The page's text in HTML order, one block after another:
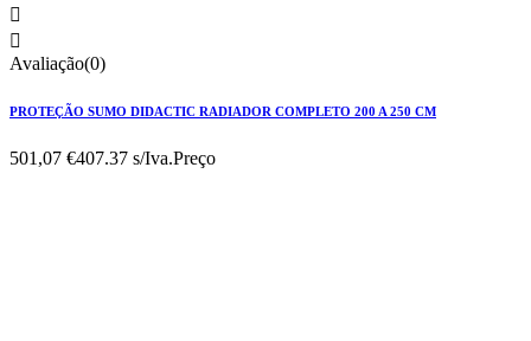


Avaliação(0)
PROTEÇÃO SUMO DIDACTIC RADIADOR COMPLETO 200 A 250 CM
501,07 €407.37 s/Iva.Preço